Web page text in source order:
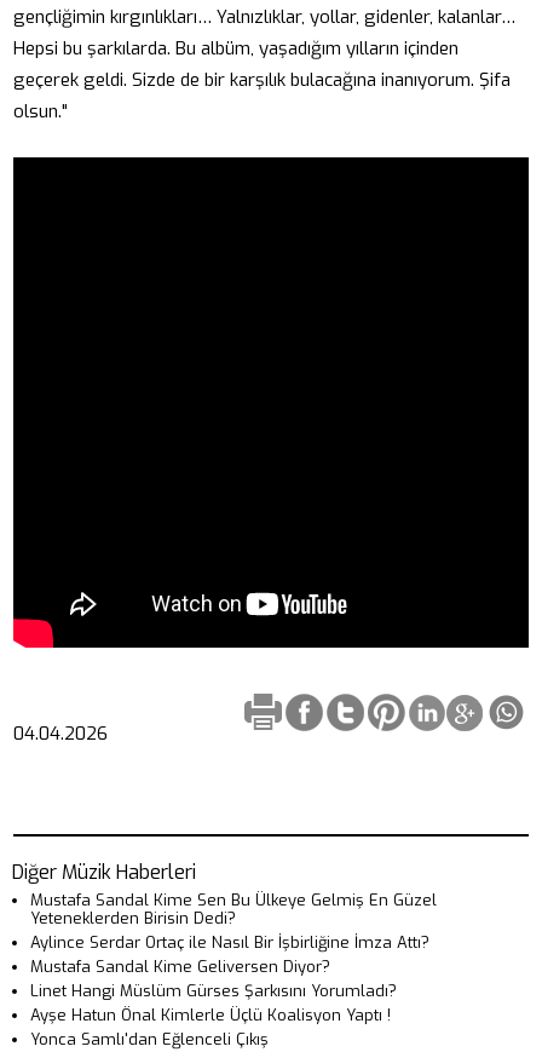
gençliğimin kırgınlıkları… Yalnızlıklar, yollar, gidenler, kalanlar…
Hepsi bu şarkılarda. Bu albüm, yaşadığım yılların içinden
geçerek geldi. Sizde de bir karşılık bulacağına inanıyorum. Şifa
olsun."
04.04.2026
Diğer Müzik Haberleri
Mustafa Sandal Kime Sen Bu Ülkeye Gelmiş En Güzel
Yeteneklerden Birisin Dedi?
Aylince Serdar Ortaç ile Nasıl Bir İşbirliğine İmza Attı?
Mustafa Sandal Kime Geliversen Diyor?
Linet Hangi Müslüm Gürses Şarkısını Yorumladı?
Ayşe Hatun Önal Kimlerle Üçlü Koalisyon Yaptı !
Yonca Samlı'dan Eğlenceli Çıkış